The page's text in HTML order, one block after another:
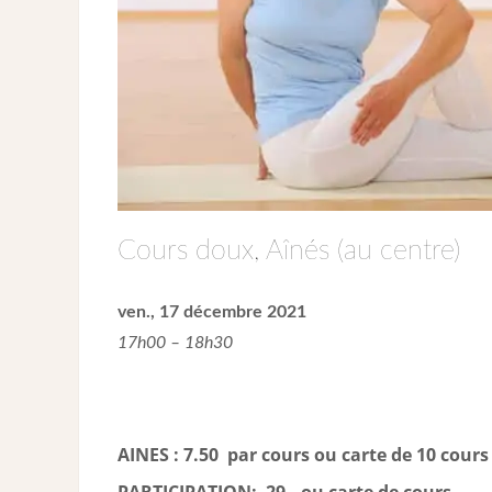
Cours doux, Aînés (au centre)
ven., 17 décembre 2021
17h00 – 18h30
AINES : 7.50 par cours ou carte de 10 cours